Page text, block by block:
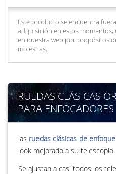
Este producto se encuentra
adquisición en estos
en nuestra web por propósitos
molestias.
RUEDAS CLÁSICAS
PARA ENFOCADORES
las ruedas clásicas de
look mejorado a su telescopio.
Se ajustan a casi todos los